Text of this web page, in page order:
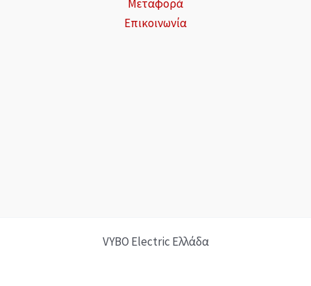
Μεταφορά
Επικοινωνία
VYBO Electric Ελλάδα